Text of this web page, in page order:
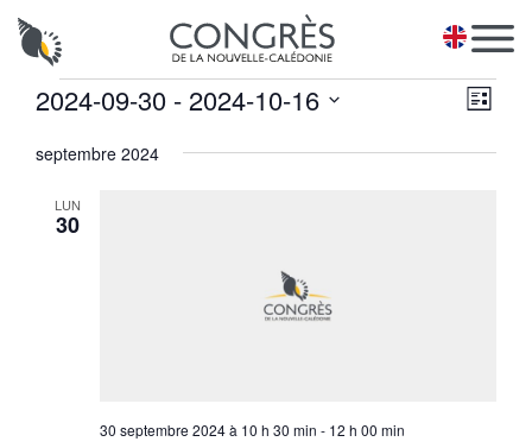
EN
Évènements
vues
Liste
2024-09-30 - 2024-10-16
une
septembre 2024
LUN
30
30 septembre 2024 à 10 h 30 min - 12 h 00 min
Panneau de gestion des cookies